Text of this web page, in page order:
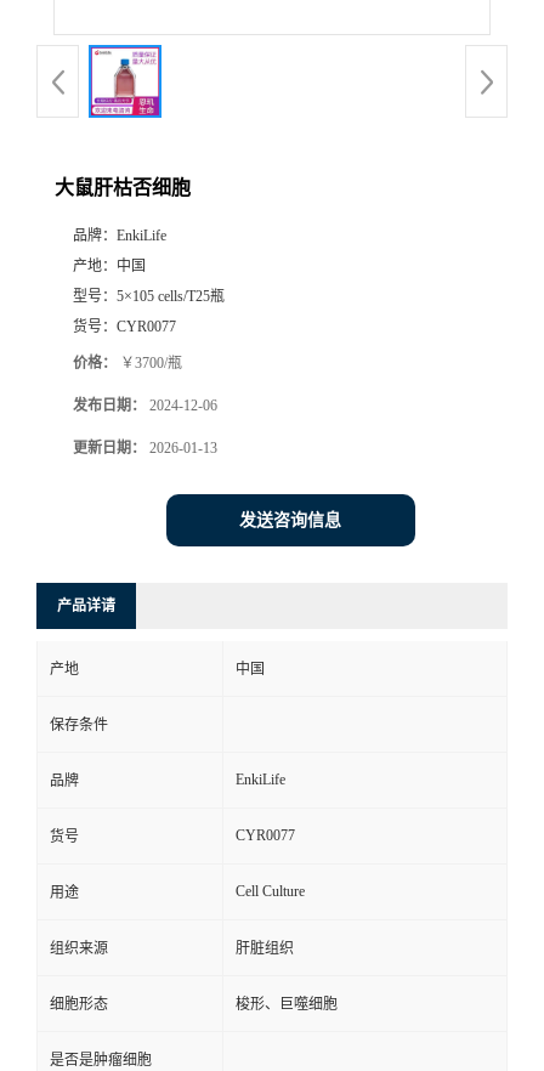
大鼠肝枯否细胞
品牌： EnkiLife
产地： 中国
型号： 5×105 cells/T25瓶
货号： CYR0077
价格： ￥3700/瓶
发布日期： 2024-12-06
更新日期： 2026-01-13
发送咨询信息
产品详请
产地 中国
保存条件
品牌 EnkiLife
货号 CYR0077
用途 Cell Culture
组织来源 肝脏组织
细胞形态 梭形、巨噬细胞
是否是肿瘤细胞